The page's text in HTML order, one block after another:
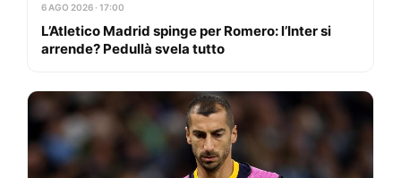
6 AGO 2026 · 17:00
L’Atletico Madrid spinge per Romero: l’Inter si
arrende? Pedullà svela tutto